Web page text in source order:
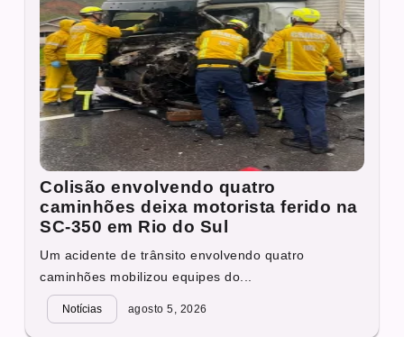
Colisão envolvendo quatro
caminhões deixa motorista ferido na
SC-350 em Rio do Sul
Um acidente de trânsito envolvendo quatro
caminhões mobilizou equipes do...
Notícias agosto 5, 2026